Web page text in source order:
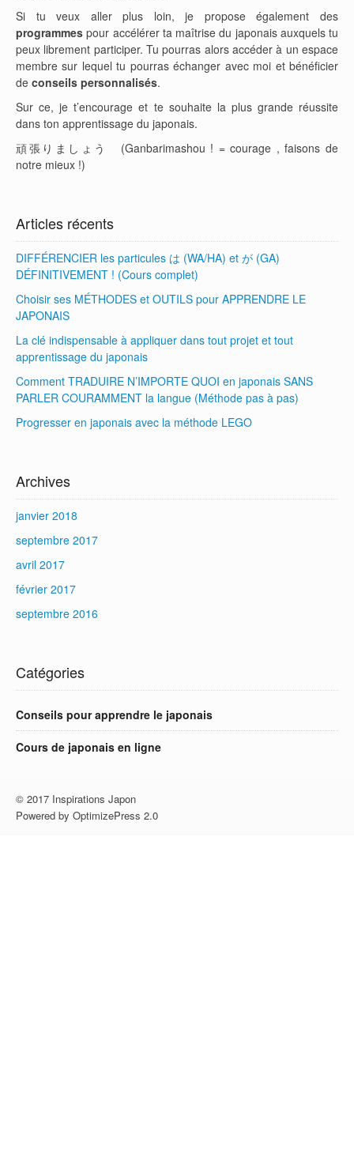
Si tu veux aller plus loin, je propose également des
programmes pour accélérer ta maîtrise du japonais auxquels tu
peux librement participer. Tu pourras alors accéder à un espace
membre sur lequel tu pourras échanger avec moi et bénéficier
de conseils personnalisés.
Sur ce, je t’encourage et te souhaite la plus grande réussite
dans ton apprentissage du japonais.
頑張りましょう (Ganbarimashou ! = courage , faisons de
notre mieux !)
Articles récents
DIFFÉRENCIER les particules は (WA/HA) et が (GA)
DÉFINITIVEMENT ! (Cours complet)
Choisir ses MÉTHODES et OUTILS pour APPRENDRE LE
JAPONAIS
La clé indispensable à appliquer dans tout projet et tout
apprentissage du japonais
Comment TRADUIRE N’IMPORTE QUOI en japonais SANS
PARLER COURAMMENT la langue (Méthode pas à pas)
Progresser en japonais avec la méthode LEGO
Archives
janvier 2018
septembre 2017
avril 2017
février 2017
septembre 2016
Catégories
Conseils pour apprendre le japonais
Cours de japonais en ligne
© 2017 Inspirations Japon
Powered by OptimizePress 2.0